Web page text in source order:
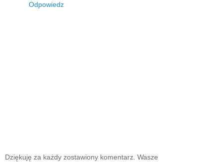
Odpowiedz
Dziękuję za każdy zostawiony komentarz. Wasze